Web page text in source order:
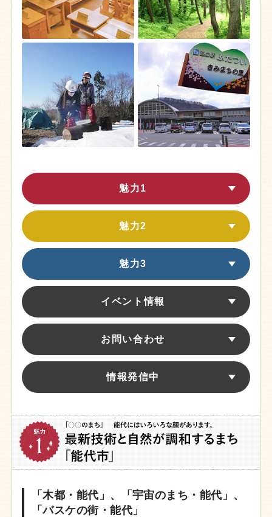
魅力1
魅力2
魅力3
イベント情報
お問い合わせ
情報発信中
「木都・能代」、「宇宙のまち・能代」、
「バスケの街・能代」